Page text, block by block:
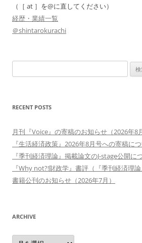
（［ at ］を@に直してください）
経歴・業績一覧
＠shintarokurachi
索:
RECENT POSTS
月刊『Voice』の寄稿のお知らせ（2026年8
『生活経済政策』2026年8月号への寄稿に
『季刊経済理論』掲載論文のJ-stage公開に
『Why not?!財政学』書評（『季刊経済理
書籍公刊のお知らせ（2026年7月）
ARCHIVE
Archive